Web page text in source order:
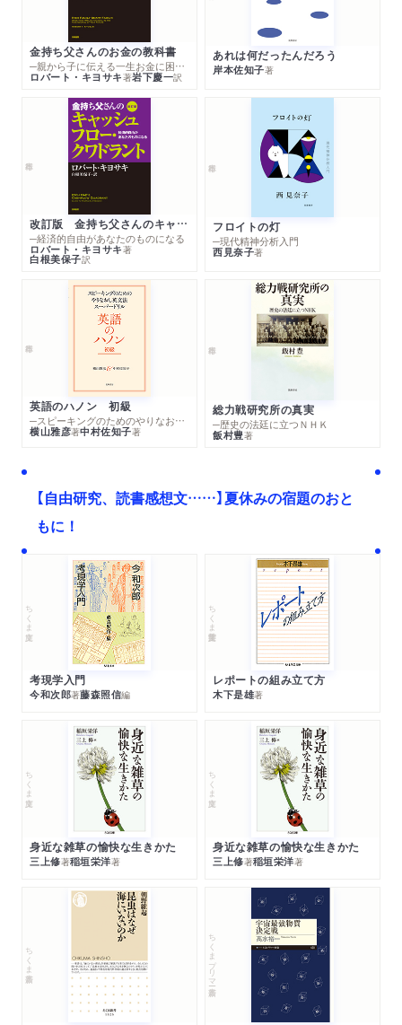
金持ち父さんのお金の教科書
─親から子に伝える一生お金に困らない考え方
ロバート・キヨサキ著岩下慶一訳
あれは何だったんだろう
岸本佐知子著
改訂版 金持ち父さんのキャッシュフロー・クワドラント
─経済的自由があなたのものになる
ロバート・キヨサキ著
白根美保子訳
フロイトの灯
─現代精神分析入門
西見奈子著
英語のハノン 初級
─スピーキングのためのやりなおし英文法スーパードリル
横山雅彦著中村佐知子著
総力戦研究所の真実
─歴史の法廷に立つＮＨＫ
飯村豊著
【自由研究、読書感想文……】夏休みの宿題のおと
もに！
ちくま文庫
考現学入門
今和次郎著藤森照信編
ちくま学芸文庫
レポートの組み立て方
木下是雄著
ちくま文庫
身近な雑草の愉快な生きかた
三上修著稲垣栄洋著
ちくま文庫
身近な雑草の愉快な生きかた
三上修著稲垣栄洋著
ちくま新書 ちくまプリマー新書